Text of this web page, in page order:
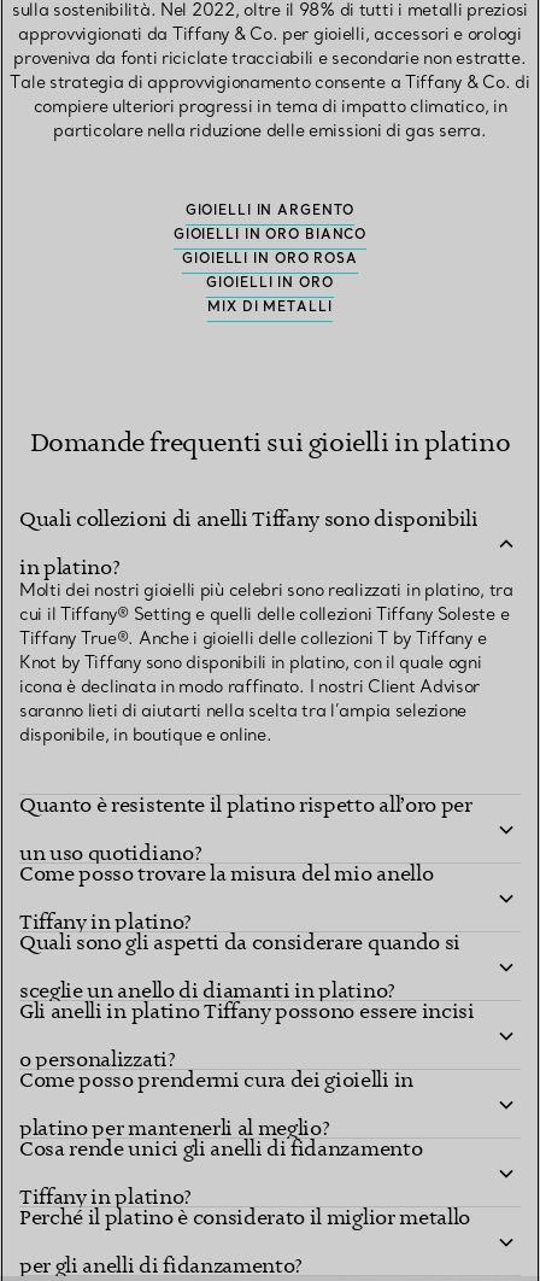
sulla sostenibilità. Nel 2022, oltre il 98% di tutti i metalli preziosi
approvvigionati da Tiffany & Co. per gioielli, accessori e orologi
proveniva da fonti riciclate tracciabili e secondarie non estratte.
Tale strategia di approvvigionamento consente a Tiffany & Co. di
compiere ulteriori progressi in tema di impatto climatico, in
particolare nella riduzione delle emissioni di gas serra.
GIOIELLI IN ARGENTO
GIOIELLI IN ORO BIANCO
GIOIELLI IN ORO ROSA
GIOIELLI IN ORO
MIX DI METALLI
Domande frequenti sui gioielli in platino
Quali collezioni di anelli Tiffany sono disponibili
in platino?
Molti dei nostri gioielli più celebri sono realizzati in platino, tra
cui il Tiffany® Setting e quelli delle collezioni Tiffany Soleste e
Tiffany True®. Anche i gioielli delle collezioni T by Tiffany e
Knot by Tiffany sono disponibili in platino, con il quale ogni
icona è declinata in modo raffinato. I nostri Client Advisor
saranno lieti di aiutarti nella scelta tra l’ampia selezione
disponibile, in boutique e online.
Quanto è resistente il platino rispetto all’oro per
un uso quotidiano?
Come posso trovare la misura del mio anello
Tiffany in platino?
Quali sono gli aspetti da considerare quando si
sceglie un anello di diamanti in platino?
Gli anelli in platino Tiffany possono essere incisi
o personalizzati?
Come posso prendermi cura dei gioielli in
platino per mantenerli al meglio?
Cosa rende unici gli anelli di fidanzamento
Tiffany in platino?
Perché il platino è considerato il miglior metallo
per gli anelli di fidanzamento?